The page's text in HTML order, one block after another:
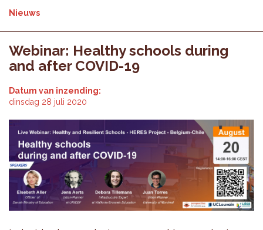
Nieuws
Webinar: Healthy schools during
and after COVID-19
Datum van inzending:
dinsdag 28 juli 2020